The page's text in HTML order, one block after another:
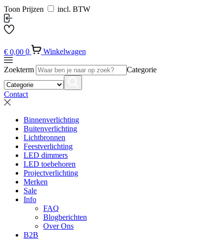
Toon Prijzen incl. BTW
€ 0,00 0 Winkelwagen
Zoekterm Categorie
Contact
Binnenverlichting
Buitenverlichting
Lichtbronnen
Feestverlichting
LED dimmers
LED toebehoren
Projectverlichting
Merken
Sale
Info
FAQ
Blogberichten
Over Ons
B2B